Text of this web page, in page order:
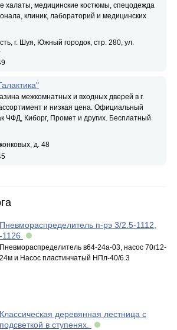
халаты, медицинские костюмы, спецодежда
клиник, лабораторий и медицинских
г. Шуя, Южный городок, стр. 280, ул.
межкомнатных и входных дверей в г.
и низкая цена. Официальный
ЧФД, Киборг, Промет и других. Бесплатный
д. 48
Пневмораспределитель п-рэ 3/2.5-1112,
-1126
Пневмораспределитель в64-24а-03, насос 70г12-
24м и Насос пластинчатый НПл-40/6.3
Классическая деревянная лестница с
подсветкой в ступенях.